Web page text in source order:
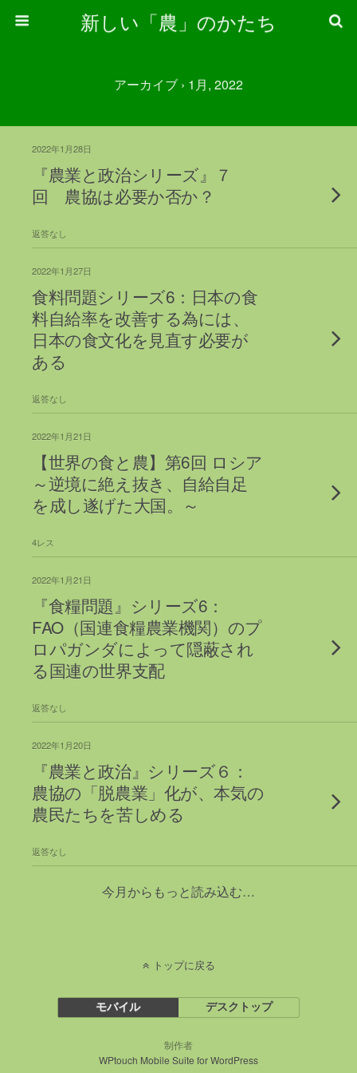
新しい「農」のかたち
アーカイブ › 1月, 2022
2022年1月28日
『農業と政治シリーズ』７
回 農協は必要か否か？
返答なし
2022年1月27日
食料問題シリーズ6：日本の食
料自給率を改善する為には、
日本の食文化を見直す必要が
ある
返答なし
2022年1月21日
【世界の食と農】第6回 ロシア
～逆境に絶え抜き、自給自足
を成し遂げた大国。～
4レス
2022年1月21日
『食糧問題』シリーズ6：
FAO（国連食糧農業機関）のプ
ロパガンダによって隠蔽され
る国連の世界支配
返答なし
2022年1月20日
『農業と政治』シリーズ６：
農協の「脱農業」化が、本気の
農民たちを苦しめる
返答なし
今月からもっと読み込む…
トップに戻る
モバイル デスクトップ
制作者
WPtouch Mobile Suite for WordPress